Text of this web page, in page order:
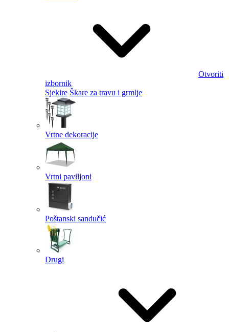
Otvoriti
izbornik
Sjekire Škare za travu i grmlje
Vrtne dekoracije
Vrtni paviljoni
Poštanski sandučić
Drugi